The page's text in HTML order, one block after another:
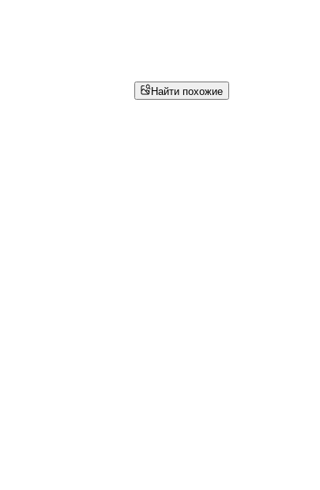
Найти похожие